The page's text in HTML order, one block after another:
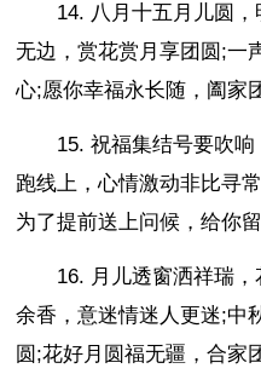
14. 八月十五月儿圆
无边，赏花赏月享团圆;一
心;愿你幸福永长随，阖家
15. 祝福集结号要吹
跑线上，心情激动非比寻
为了提前送上问候，给你
16. 月儿透窗洒祥瑞
余香，意迷情迷人更迷;中
圆;花好月圆福无疆，合家